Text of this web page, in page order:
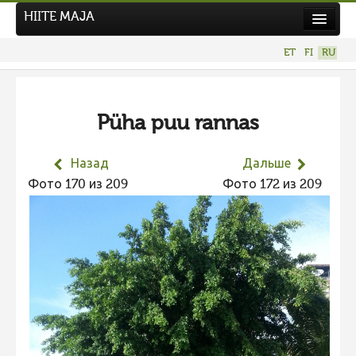
Hiite kuvavõistlus 2026
Фотоконкурс 2025
Не учитываются 2025
Фотоконкурс 2024
Не учитываются 2024
Видео 2024
Фотоконкурс 2023
HIITE MAJA
ET FI RU
Püha puu rannas
Назад
Фото 170 из 209
Дальше
Фото 172 из 209